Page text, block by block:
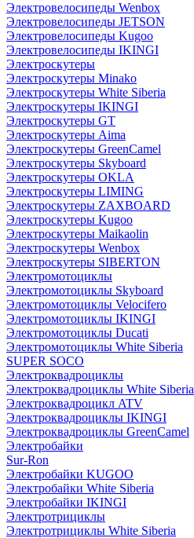
Электровелосипеды Wenbox
Электровелосипеды JETSON
Электровелосипеды Kugoo
Электровелосипеды IKINGI
Электроскутеры
Электроскутеры Minako
Электроскутеры White Siberia
Электроскутеры IKINGI
Электроскутеры GT
Электроскутеры Aima
Электроскутеры GreenCamel
Электроскутеры Skyboard
Электроскутеры OKLA
Электроскутеры LIMING
Электроскутеры ZAXBOARD
Электроскутеры Kugoo
Электроскутеры Maikaolin
Электроскутеры Wenbox
Электроскутеры SIBERTON
Электромотоциклы
Электромотоциклы Skyboard
Электромотоциклы Velocifero
Электромотоциклы IKINGI
Электромотоциклы Ducati
Электромотоциклы White Siberia
SUPER SOCO
Электроквадроциклы
Электроквадроциклы White Siberia
Электроквадроцикл ATV
Электроквадроциклы IKINGI
Электроквадроциклы GreenCamel
Электробайки
Sur-Ron
Электробайки KUGOO
Электробайки White Siberia
Электробайки IKINGI
Электротрициклы
Электротрициклы White Siberia